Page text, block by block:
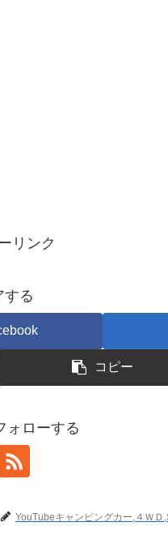
リンク
する
コピー
ォローする
YouTubeキャンピングカー,４Ｗ